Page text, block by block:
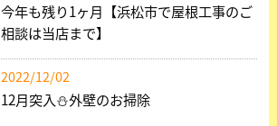
今年も残り1ヶ月【浜松市で屋根工事のご
相談は当店まで】
2022/12/02
12月突入⛄外壁のお掃除